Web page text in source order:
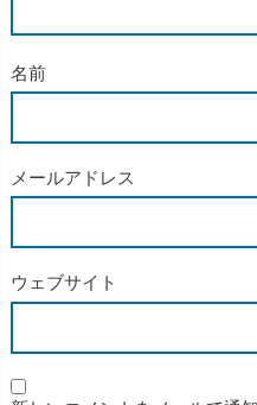
名前
メールアドレス
ウェブサイト